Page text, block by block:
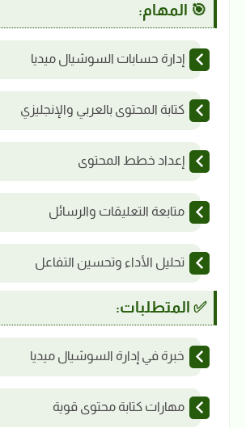
🎯 المهام:
إدارة حسابات السوشيال ميديا
كتابة المحتوى بالعربي والإنجليزي
إعداد خطط المحتوى
متابعة التعليقات والرسائل
تحليل الأداء وتحسين التفاعل
✅ المتطلبات:
خبرة في إدارة السوشيال ميديا
مهارات كتابة محتوى قوية